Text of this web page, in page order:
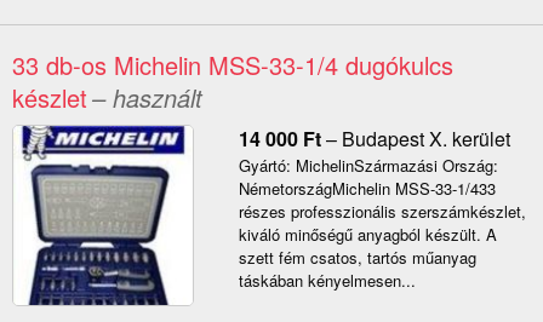
33 db-os Michelin MSS-33-1/4 dugókulcs
készlet– használt
14 000 Ft– Budapest X. kerület
Gyártó: MichelinSzármazási Ország:
NémetországMichelin MSS-33-1/433
részes professzionális szerszámkészlet,
kiváló minőségű anyagból készült. A
szett fém csatos, tartós műanyag
táskában kényelmesen...